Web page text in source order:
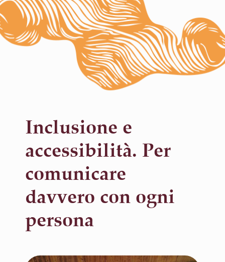
Inclusione e
accessibilità. Per
comunicare
davvero con ogni
persona